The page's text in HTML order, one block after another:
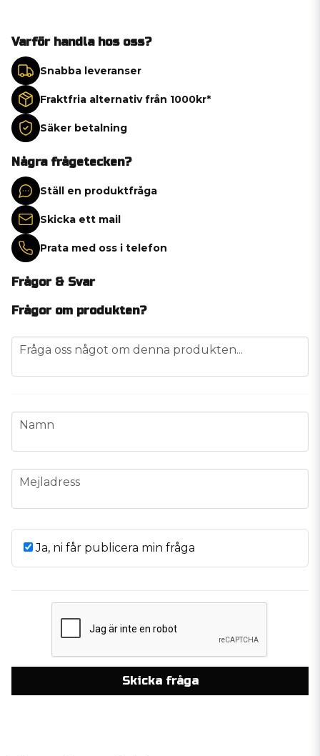
Varför handla hos oss?
Snabba leveranser
Fraktfria alternativ från 1000kr*
Säker betalning
Några frågetecken?
Ställ en produktfråga
Skicka ett mail
Prata med oss i telefon
Frågor & Svar
Frågor om produkten?
question
Fråga oss något om denna produkten...
name
Namn
email
Mejladress
Ja, ni får publicera min fråga
Skicka fråga